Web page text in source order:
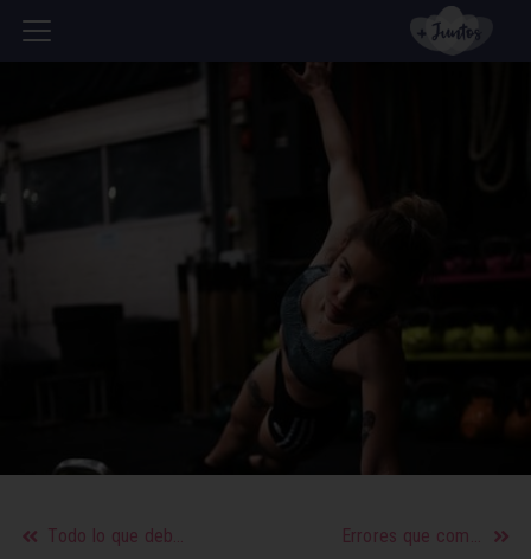
Todo lo que debes saber sobre la menopausia Errores que cometemos al usar el desodorante y no lo sabemos